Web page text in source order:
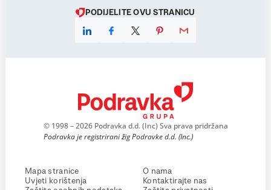
PODIJELITE OVU STRANICU
© 1998 – 2026 Podravka d.d. (Inc) Sva prava pridržana
Podravka je registrirani žig Podravke d.d. (Inc.)
Mapa stranice
Uvjeti korištenja
O nama
Kontaktirajte nas